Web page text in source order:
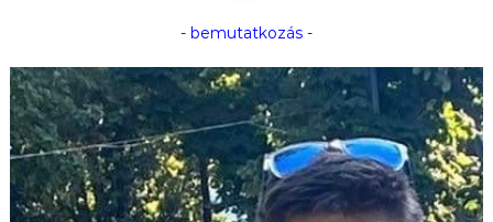
- bemutatkozás -